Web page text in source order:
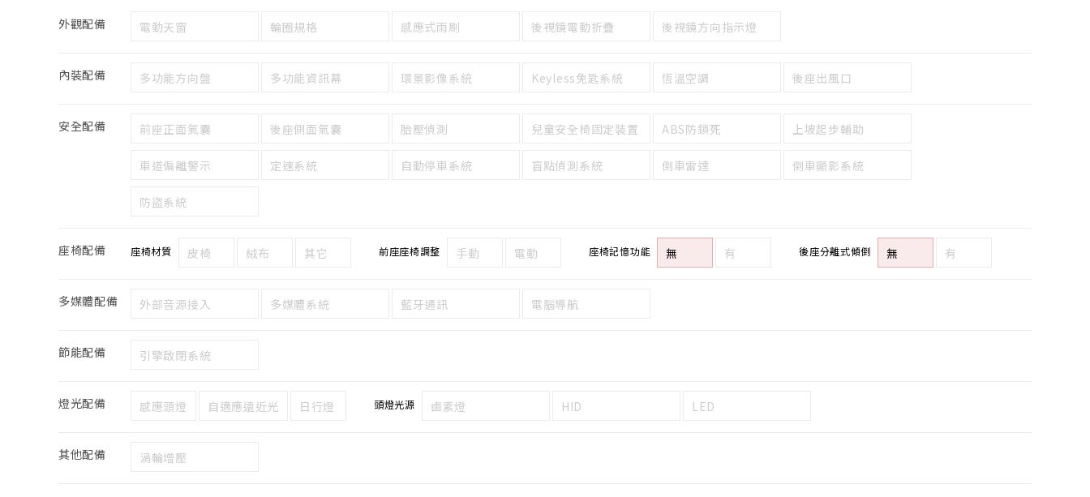
外觀配備 電動天窗 輪圈規格 感應式雨刷 後視鏡電動折疊 後視鏡方向指示燈
內裝配備 多功能方向盤 多功能資訊幕 環景影像系統 Keyless免匙系統 恆溫空調 後座出風口
安全配備 前座正面氣囊 後座側面氣囊 胎壓偵測 兒童安全椅固定裝置 ABS防鎖死 上坡起步輔助
車道偏離警示 定速系統 自動停車系統 盲點偵測系統 倒車雷達 倒車顯影系統
防盜系統
座椅配備 座椅材質 皮椅 絨布 其它 前座座椅調整 手動 電動 座椅記憶功能 無 有 後座分離式傾倒 無 有
多媒體配備 外部音源接入 多媒體系統 藍牙通訊 電腦導航
節能配備 引擎啟閉系統
燈光配備 感應頭燈 自適應遠近光 日行燈 頭燈光源 鹵素燈 HID LED
其他配備 渦輪增壓